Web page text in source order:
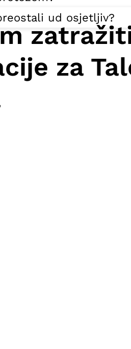
ud osjetljiv?
za